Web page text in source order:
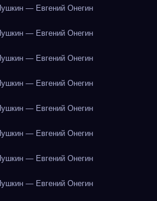
— Евгений Онегин
— Евгений Онегин
— Евгений Онегин
— Евгений Онегин
— Евгений Онегин
— Евгений Онегин
— Евгений Онегин
— Евгений Онегин